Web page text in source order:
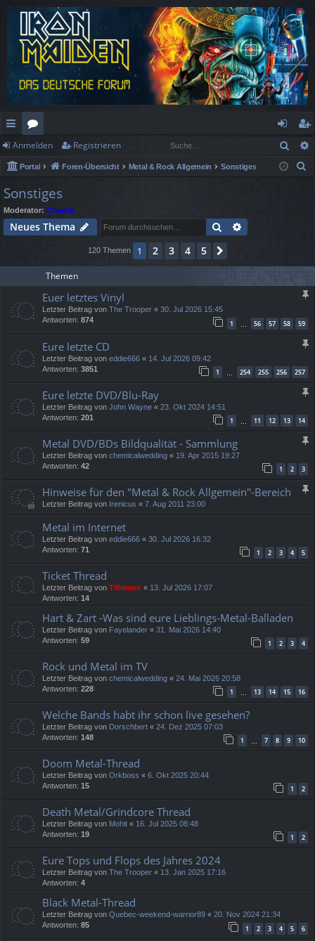
ch
ne
llz
ug
rif
or
en
n
m
eg
ist
Anmelden Registrieren
Portal Foren-Übersicht Metal & Rock Allgemein Sonstiges
Sonstiges
Moderator: Chewie
Neues Thema Suche
120 Themen 1 2 3 4 5
Themen
Euer letztes Vinyl
Letzter Beitrag von The Trooper « 30. Jul 2026 15:45
Antworten: 874 1 56 57 58 59
Eure letzte CD
Letzter Beitrag von eddie666 « 14. Jul 2026 09:42
Antworten: 3851 1 254 255 256 257
Eure letzte DVD/Blu-Ray
Letzter Beitrag von John Wayne « 23. Okt 2024 14:51
Antworten: 201 1 11 12 13 14
Metal DVD/BDs Bildqualität - Sammlung
Letzter Beitrag von chemicalwedding « 19. Apr 2015 19:27
Antworten: 42 1 2 3
Hinweise für den "Metal & Rock Allgemein"-Bereich
Letzter Beitrag von Irenicus « 7. Aug 2011 23:00
Metal im Internet
Letzter Beitrag von eddie666 « 30. Jul 2026 16:32
Antworten: 71 1 2 3 4 5
Ticket Thread
Letzter Beitrag von Tillmann « 13. Jul 2026 17:07
Antworten: 14
Hart & Zart -Was sind eure Lieblings-Metal-Balladen
Letzter Beitrag von Fayelander « 31. Mai 2026 14:40
Antworten: 59 1 2 3 4
Rock und Metal im TV
Letzter Beitrag von chemicalwedding « 24. Mai 2026 20:58
Antworten: 228 1 … 13 14 15 16
Welche Bands habt ihr schon live gesehen?
Letzter Beitrag von Dorschbert « 24. Dez 2025 07:03
Antworten: 148 1 … 7 8 9 10
Doom Metal-Thread
Letzter Beitrag von Orkboss « 6. Okt 2025 20:44
Antworten: 15 1 2
Death Metal/Grindcore Thread
Letzter Beitrag von Mohit « 16. Jul 2025 08:48
Antworten: 19 1 2
Eure Tops und Flops des Jahres 2024
Letzter Beitrag von The Trooper « 13. Jan 2025 17:16
Antworten: 4
Black Metal-Thread
Letzter Beitrag von Quebec-weekend-warrior89 « 20. Nov 2024 21:34
Antworten: 85 1 2 3 4 5 6